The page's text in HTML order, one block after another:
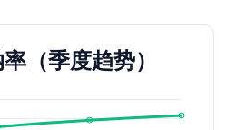
（季度趋势）